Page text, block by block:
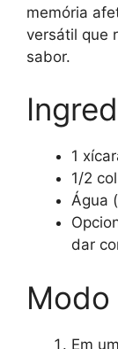
memória
versátil que
sabor.
1
1/2
Água
dar
Modo
Em